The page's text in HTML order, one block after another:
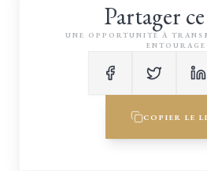
Partager
UNE OPPORTUNITÉ À
ENTOURAGE